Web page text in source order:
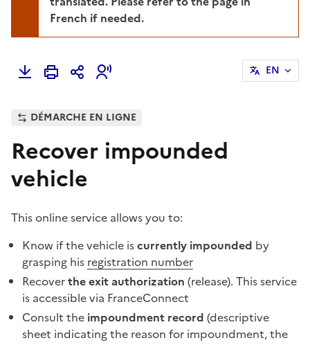
French if needed.
EN
DÉMARCHE EN LIGNE
Recover impounded
vehicle
This online service allows you to:
Know if the vehicle iscurrently impounded by
grasping his registration number
Recoverthe exit authorization (release). This service
is accessible via FranceConnect
Consult the impoundment record (descriptive
sheet indicating the reason for impoundment, the